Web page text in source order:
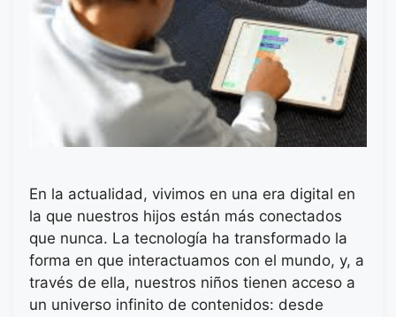
En la actualidad, vivimos en una era digital en
la que nuestros hijos están más conectados
que nunca. La tecnología ha transformado la
forma en que interactuamos con el mundo, y, a
través de ella, nuestros niños tienen acceso a
un universo infinito de contenidos: desde